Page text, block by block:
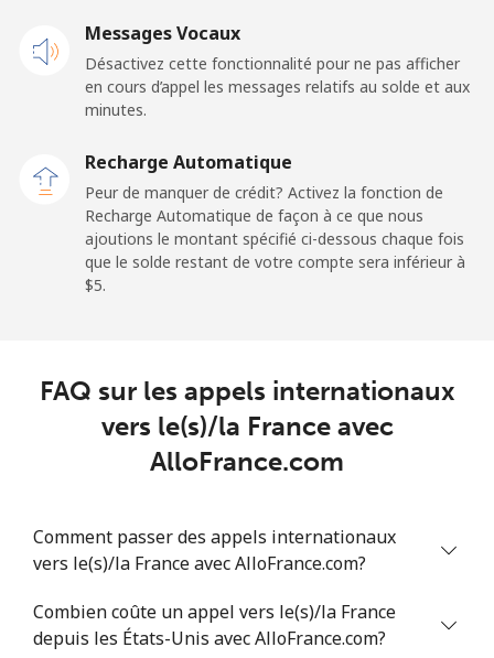
French Guiana
Mobile ⁦41.9¢⁩ 11 min pour ⁦$5⁩ -
French Polynesia
Messages Vocaux
Désactivez cette fonctionnalité pour ne pas afficher
en cours d’appel les messages relatifs au solde et aux
minutes.
Recharge Automatique
Peur de manquer de crédit? Activez la fonction de
Recharge Automatique de façon à ce que nous
ajoutions le montant spécifié ci-dessous chaque fois
que le solde restant de votre compte sera inférieur à
⁦$5⁩.
FAQ sur les appels internationaux
vers le(s)/la France avec
AlloFrance.com
Comment passer des appels internationaux
vers le(s)/la France avec AlloFrance.com?
Combien coûte un appel vers le(s)/la France
depuis les États-Unis avec AlloFrance.com?